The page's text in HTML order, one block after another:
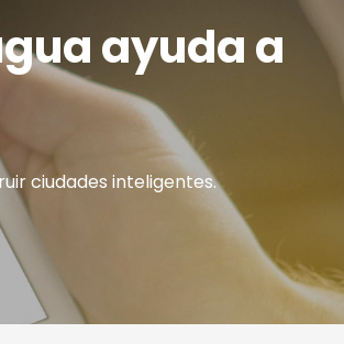
ayuda a
ciudades inteligentes.